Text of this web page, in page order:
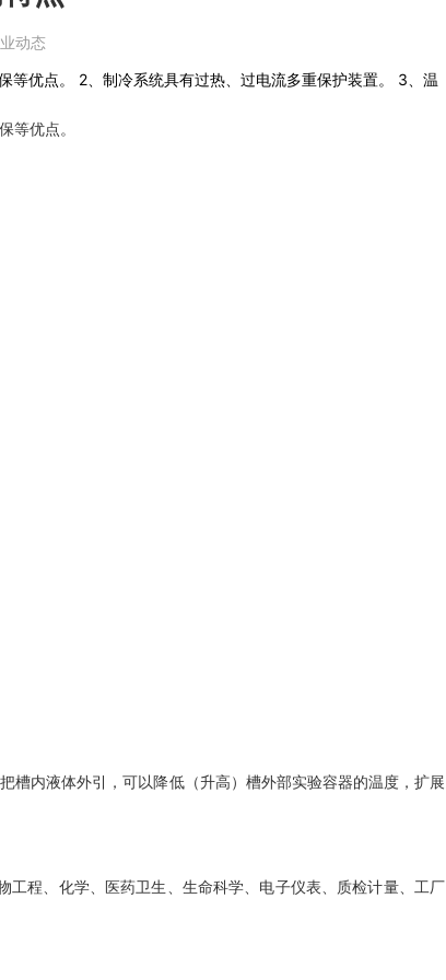
动态
等优点。 2、制冷系统具有过热、过电流多重保护装置。 3、温
等优点。
槽内液体外引，可以降低（升高）槽外部实验容器的温度，扩展
程、化学、医药卫生、生命科学、电子仪表、质检计量、工厂